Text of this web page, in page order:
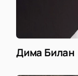
Дима Билан